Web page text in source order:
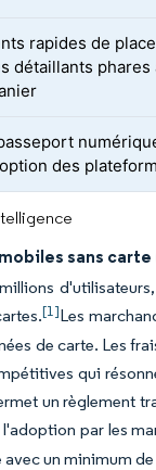
rapides de
détaillants
des
sans
[1]Les
de carte. Les
qui
un règlement
par les
un minimum